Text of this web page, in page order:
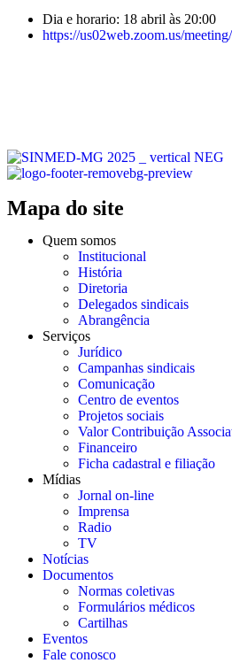
Dia e horario: 18 abril às 20:00
https://us02web.zoom.us/
Mapa do site
Quem somos
Institucional
História
Diretoria
Delegados sindicais
Abrangência
Serviços
Jurídico
Campanhas sindicais
Comunicação
Centro de eventos
Projetos sociais
Valor Contribuição
Financeiro
Ficha cadastral e filiação
Mídias
Jornal on-line
Imprensa
Radio
TV
Notícias
Documentos
Normas coletivas
Formulários médicos
Cartilhas
Eventos
Fale conosco